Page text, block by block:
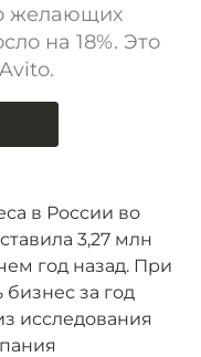
желающих
на 18%. Это
в России во
3,27 млн
год назад. При
за год
исследования